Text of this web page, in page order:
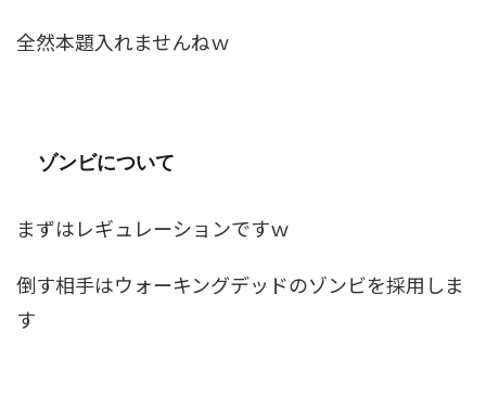
全然本題入れませんねｗ
ゾンビについて
まずはレギュレーションですｗ
倒す相手はウォーキングデッドのゾンビを採用しま
す